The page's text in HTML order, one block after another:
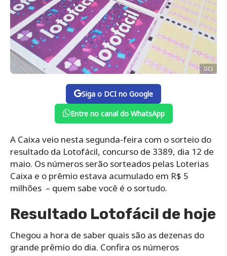
DCI
Siga o DCI no Google
Entre no canal do WhatsApp
A Caixa veio nesta segunda-feira com o sorteio do
resultado da Lotofácil, concurso de 3389, dia 12 de
maio. Os números serão sorteados pelas Loterias
Caixa e o prêmio estava acumulado em R$ 5
milhões – quem sabe você é o sortudo.
Resultado Lotofácil de hoje
Chegou a hora de saber quais são as dezenas do
grande prêmio do dia. Confira os números